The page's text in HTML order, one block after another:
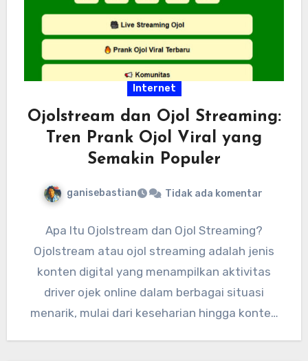
Internet
Ojolstream dan Ojol Streaming:
Tren Prank Ojol Viral yang
Semakin Populer
ganisebastian Tidak ada komentar
Apa Itu Ojolstream dan Ojol Streaming?
Ojolstream atau ojol streaming adalah jenis
konten digital yang menampilkan aktivitas
driver ojek online dalam berbagai situasi
menarik, mulai dari keseharian hingga konten